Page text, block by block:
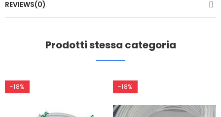
REVIEWS(0)
Prodotti stessa categoria
-18% -18%